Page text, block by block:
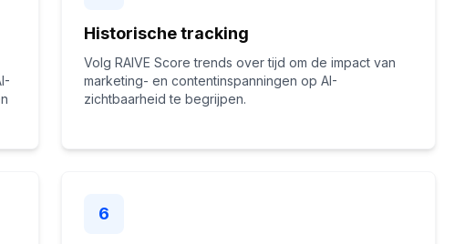
Historische tracking
Volg RAIVE Score trends over tijd om de impact van
marketing- en contentinspanningen op AI-
zichtbaarheid te begrijpen.
6